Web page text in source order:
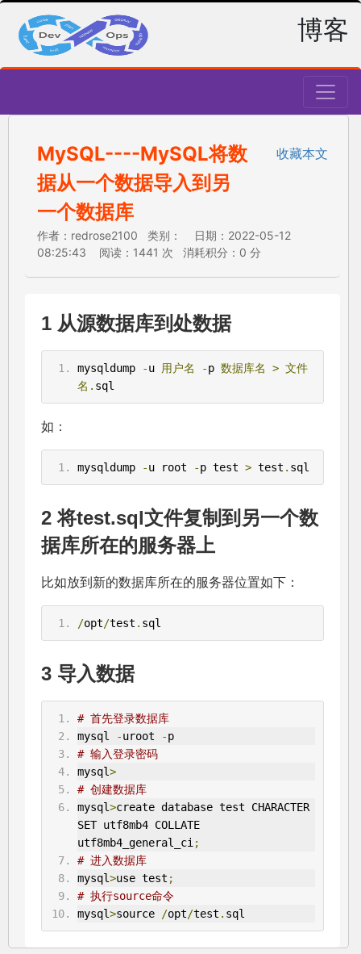
博客
MySQL----MySQL将数
据从一个数据导入到另
一个数据库
收藏本文
作者：redrose2100 类别： 日期：2022-05-12
08:25:43 阅读：1441 次 消耗积分：0 分
1 从源数据库到处数据
mysqldump -u 用户名 -p 数据库名 > 文件
名. sql
如：
mysqldump -u root -p test > test . sql
2 将test.sql文件复制到另一个数
据库所在的服务器上
比如放到新的数据库所在的服务器位置如下：
/opt/test . sql
3 导入数据
# 首先登录数据库
mysql
-uroot -p
# 输入登录密码
mysql>
# 创建数据库
mysql>create database test CHARACTER
SET utf8mb4 COLLATE
utf8mb4_general_ci ;
# 进入数据库
mysql>use test ;
# 执行source命令
mysql>source /opt/test . sql